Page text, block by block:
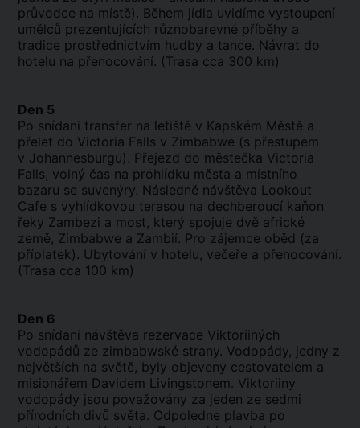
průvodce na místě). Během jídla uvidíme vystoupení
umělců prezentujících různobarevné příběhy a
tradice prostřednictvím hudby a tance. Návrat do
hotelu na přenocování. (Trasa cca 300 km)
Den 5
Po snídani transfer na letiště v Kapském Městě a
přelet do Victoria Falls v Zimbabwe (s přestupem
v Johannesburgu). Přejezd do městečka Victoria
Falls, volný čas na prohlídku města a místního
bazaru se suvenýry. Následně návštěva Lookout
Cafe s vyhlídkovou terasou na dechberoucí kaňon
řeky Zambezi a most, který spojuje dvě africké
země, Zimbabwe a Zambií. Pro zájemce oběd (za
příplatek). Ubytování v hotelu, večeře a přenocování.
(Trasa cca 100 km)
Den 6
Po snídani návštěva rezervace Viktoriiných
vodopádů ze zimbabwské strany. Vodopády, jedny z
největších na světě, byly objeveny cestovatelem a
misionářem Davidem Livingstonem. Viktoriiny
vodopády jsou považovány za jeden ze sedmi
přírodních divů světa. Odpoledne plavba po